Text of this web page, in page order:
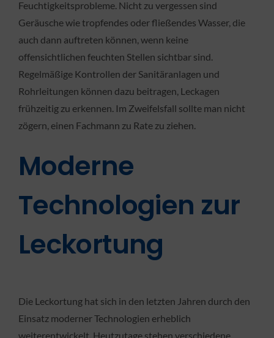
Feuchtigkeitsprobleme. Nicht zu vergessen sind
Geräusche wie tropfendes oder fließendes Wasser, die
auch dann auftreten können, wenn keine
offensichtlichen feuchten Stellen sichtbar sind.
Regelmäßige Kontrollen der Sanitäranlagen und
Rohrleitungen können dazu beitragen, Leckagen
frühzeitig zu erkennen. Im Zweifelsfall sollte man nicht
zögern, einen Fachmann zu Rate zu ziehen.
Moderne
Technologien zur
Leckortung
Die Leckortung hat sich in den letzten Jahren durch den
Einsatz moderner Technologien erheblich
weiterentwickelt. Heutzutage stehen verschiedene